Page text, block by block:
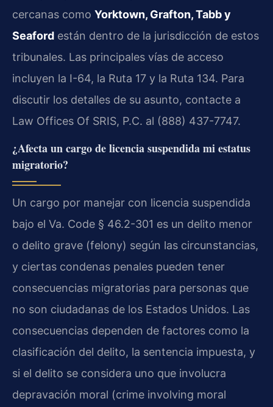
cercanas como Yorktown, Grafton, Tabb y
Seaford están dentro de la jurisdicción de estos
tribunales. Las principales vías de acceso
incluyen la I-64, la Ruta 17 y la Ruta 134. Para
discutir los detalles de su asunto, contacte a
Law Offices Of SRIS, P.C. al (888) 437-7747.
¿Afecta un cargo de licencia suspendida mi estatus
migratorio?
Un cargo por manejar con licencia suspendida
bajo el Va. Code § 46.2-301 es un delito menor
o delito grave (felony) según las circunstancias,
y ciertas condenas penales pueden tener
consecuencias migratorias para personas que
no son ciudadanas de los Estados Unidos. Las
consecuencias dependen de factores como la
clasificación del delito, la sentencia impuesta, y
si el delito se considera uno que involucra
depravación moral (crime involving moral